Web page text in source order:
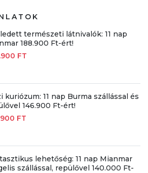
természeti látnivalók: 11 nap
188.900 Ft-ért!
FT
kuriózum: 11 nap Burma szállással és
146.900 Ft-ért!
FT
lehetőség: 11 nap Mianmar
szállással, repülővel 140.000 Ft-